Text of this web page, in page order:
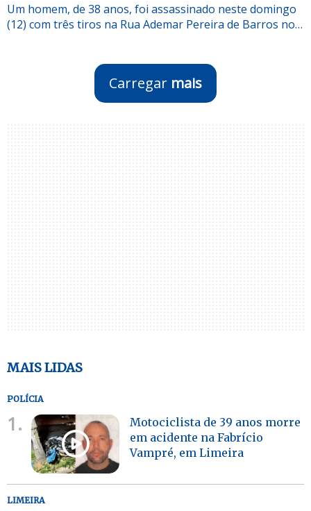
Um homem, de 38 anos, foi assassinado neste domingo
(12) com três tiros na Rua Ademar Pereira de Barros no…
Carregar mais
MAIS LIDAS
POLÍCIA
1.
Motociclista de 39 anos morre
em acidente na Fabrício
Vampré, em Limeira
LIMEIRA